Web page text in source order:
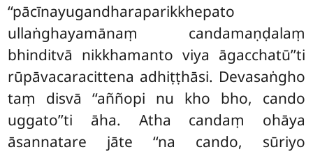
‘‘pācīnayugandharaparikkhepato
ullaṅghayamānaṃ candamaṇḍalaṃ
bhinditvā nikkhamanto viya āgacchatū’’ti
rūpāvacaracittena adhiṭṭhāsi. Devasaṅgho
taṃ disvā ‘‘aññopi nu kho bho, cando
uggato’’ti āha. Atha candaṃ ohāya
āsannatare jāte ‘‘na cando, sūriyo